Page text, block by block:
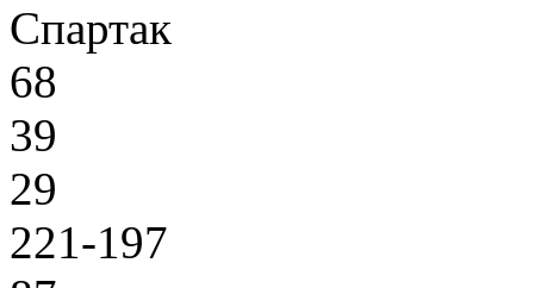
Спартак
68
39
29
221-197